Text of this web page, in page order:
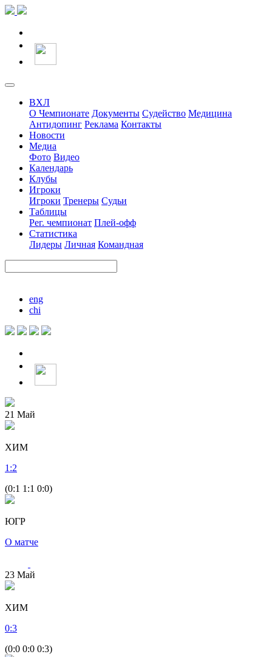
ВХЛ
О Чемпионате Документы Судейство Медицина
Антидопинг Реклама Контакты
Новости
Медиа
Фото Видео
Календарь
Клубы
Игроки
Игроки Тренеры Судьи
Таблицы
Рег. чемпионат Плей-офф
Статистика
Лидеры Личная Командная
eng
chi
21 Май
ХИМ
1 :2
(0:1 1:1 0:0)
ЮГР
О матче
23 Май
ХИМ
0:3
(0:0 0:0 0:3)